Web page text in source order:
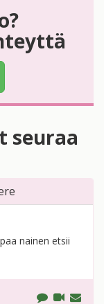
seuraa
nainen etsii